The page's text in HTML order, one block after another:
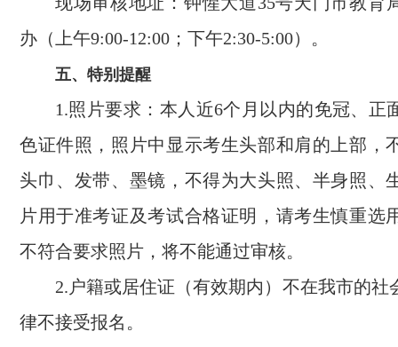
办（上午9:00-12:00；下午2:30-5:00）。
五、特别提醒
1.照片要求：本人近6个月以内的免冠、正
色证件照，照片中显示考生头部和肩的上部，
头巾、发带、墨镜，不得为大头照、半身照、
片用于准考证及考试合格证明，请考生慎重选
不符合要求照片，将不能通过审核。
2.户籍或居住证（有效期内）不在我市的社
律不接受报名。